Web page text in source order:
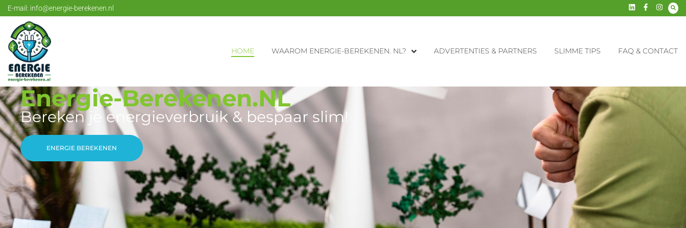
E-mail: info@energie-berekenen.nl
HOME WAAROM ENERGIE-BEREKENEN. NL? ADVERTENTIES & PARTNERS SLIMME TIPS FAQ & CONTACT
Energie-Berekenen.NL
Bereken je energieverbruik & bespaar slim!
ENERGIE BEREKENEN